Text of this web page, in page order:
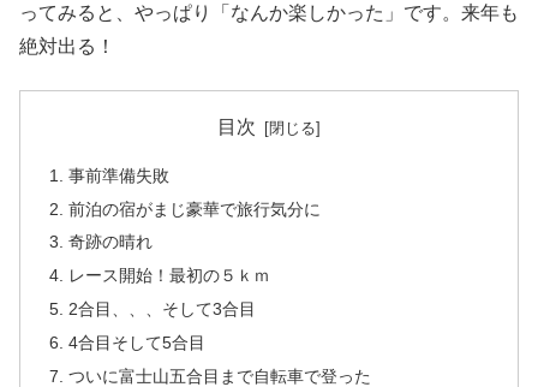
ってみると、やっぱり「なんか楽しかった」です。来年も
絶対出る！
目次
事前準備失敗
前泊の宿がまじ豪華で旅行気分に
奇跡の晴れ
レース開始！最初の５ｋｍ
2合目、、、そして3合目
4合目そして5合目
ついに富士山五合目まで自転車で登った